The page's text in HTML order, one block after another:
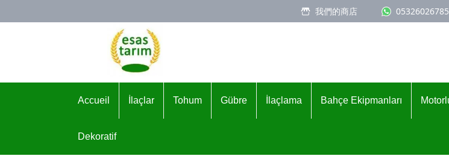
我們的商店 05326026785
Logo
Accueil İlaçlar Tohum Gübre İlaçlama Bahçe Ekipmanları
Dekoratif